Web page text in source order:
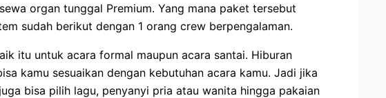
organ tunggal Premium. Yang mana paket tersebut
sudah berikut dengan 1 orang crew berpengalaman.
itu untuk acara formal maupun acara santai. Hiburan
kamu sesuaikan dengan kebutuhan acara kamu. Jadi jika
bisa pilih lagu, penyanyi pria atau wanita hingga pakaian